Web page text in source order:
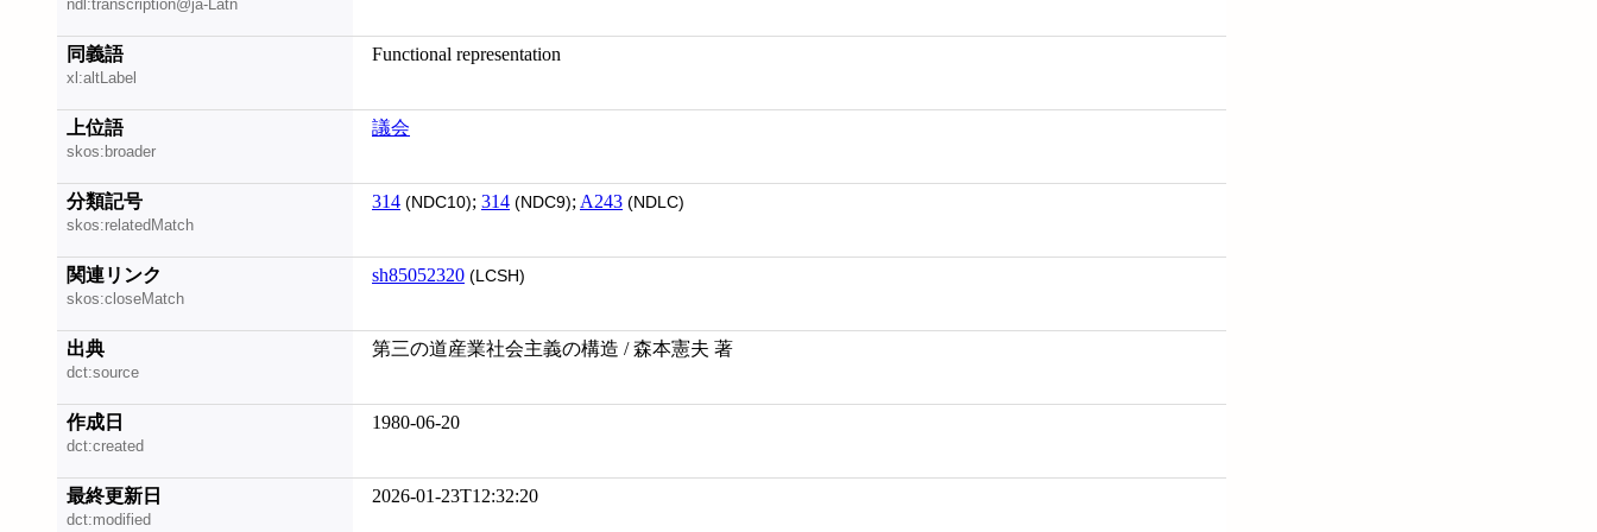
ndl:transcription@ja-Latn
同義語
xl:altLabel
Functional representation
上位語
skos:broader
議会
分類記号
skos:relatedMatch
314 (NDC10); 314 (NDC9); A243 (NDLC)
関連リンク
skos:closeMatch
sh85052320 (LCSH)
出典
dct:source
第三の道産業社会主義の構造 / 森本憲夫 著
作成日
dct:created
1980-06-20
最終更新日
dct:modified
2026-01-23T12:32:20